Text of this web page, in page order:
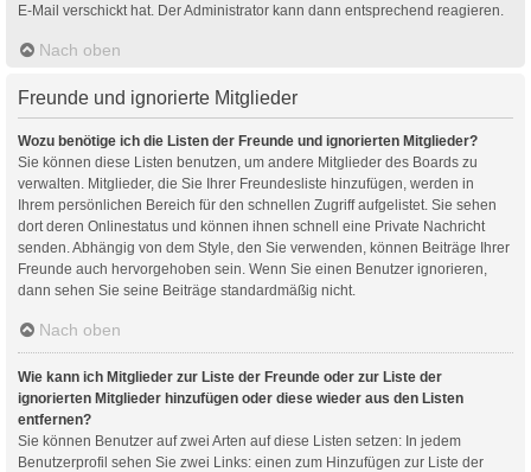
E-Mail verschickt hat. Der Administrator kann dann entsprechend reagieren.
Nach oben
Freunde und ignorierte Mitglieder
Wozu benötige ich die Listen der Freunde und ignorierten Mitglieder?
Sie können diese Listen benutzen, um andere Mitglieder des Boards zu
verwalten. Mitglieder, die Sie Ihrer Freundesliste hinzufügen, werden in
Ihrem persönlichen Bereich für den schnellen Zugriff aufgelistet. Sie sehen
dort deren Onlinestatus und können ihnen schnell eine Private Nachricht
senden. Abhängig von dem Style, den Sie verwenden, können Beiträge Ihrer
Freunde auch hervorgehoben sein. Wenn Sie einen Benutzer ignorieren,
dann sehen Sie seine Beiträge standardmäßig nicht.
Nach oben
Wie kann ich Mitglieder zur Liste der Freunde oder zur Liste der
ignorierten Mitglieder hinzufügen oder diese wieder aus den Listen
entfernen?
Sie können Benutzer auf zwei Arten auf diese Listen setzen: In jedem
Benutzerprofil sehen Sie zwei Links: einen zum Hinzufügen zur Liste der